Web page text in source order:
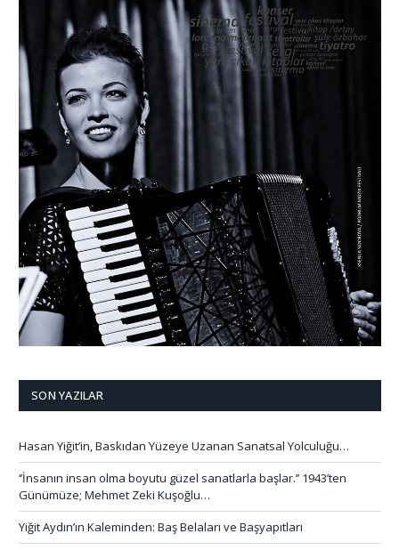
SON YAZILAR
Hasan Yiğit’in, Baskıdan Yüzeye Uzanan Sanatsal Yolculuğu…
‘’İnsanın insan olma boyutu güzel sanatlarla başlar.’’ 1943’ten
Günümüze; Mehmet Zeki Kuşoğlu…
Yiğit Aydın’ın Kaleminden: Baş Belaları ve Başyapıtları